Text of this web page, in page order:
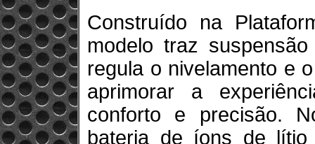
Construído na
modelo traz
regula o nivelamento e
aprimorar a
conforto e precisão.
bateria de íons de